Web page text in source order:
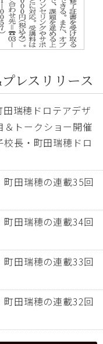
レスリリース
瑞穂ドロテアデザ
トークショー開催
長・町田瑞穂ドロ
田瑞穂の連載35回
田瑞穂の連載34回
田瑞穂の連載33回
田瑞穂の連載32回